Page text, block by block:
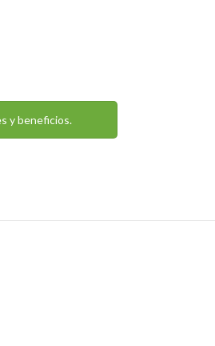
y beneficios.